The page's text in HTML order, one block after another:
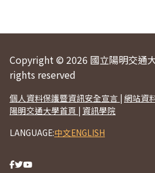
Copyright © 2026 國立陽明交通
rights reserved
個人資料保護暨資訊安全宣言 | 網站資
陽明交通大學首頁 | 資訊學院
LANGUAGE:中文ENGLISH